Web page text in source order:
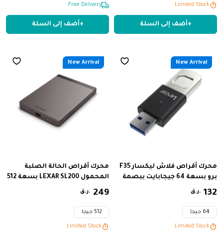
Limited Stock
+أضف إلى السلة
Limited Stock
+أضف إلى السلة
New Arrival
محرك أقراص فلاش ليكسار F35
برو بسعة 64 جيجابايت ببصمة
ميجابايت/ثانية
ر.ق. 132
64 جيجا
Limited Stock
New Arrival
محرك أقراص الحالة الصلبة
المحمول LEXAR SL200 بسعة 512
جيجابايت، سرعة نقل بيانات تصل
USB-C، محرك أقراص الحالة
الصلبة الخارجي
ر.ق. 249
512 جيجا
Limited Stock